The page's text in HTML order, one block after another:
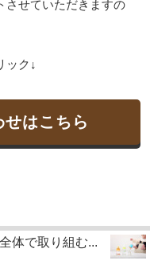
させていただきますの
ック↓
はこちら
体で取り組む...